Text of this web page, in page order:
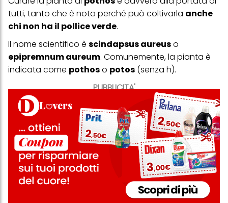
PUBBLICITA'
tutti, tanto che è nota perché può coltivarla anche
chi non ha il pollice verde.
Il nome scientifico è scindapsus aureuso
epipremnum aureum. Comunemente, la pianta è
indicata come pothoso potos (senza h).